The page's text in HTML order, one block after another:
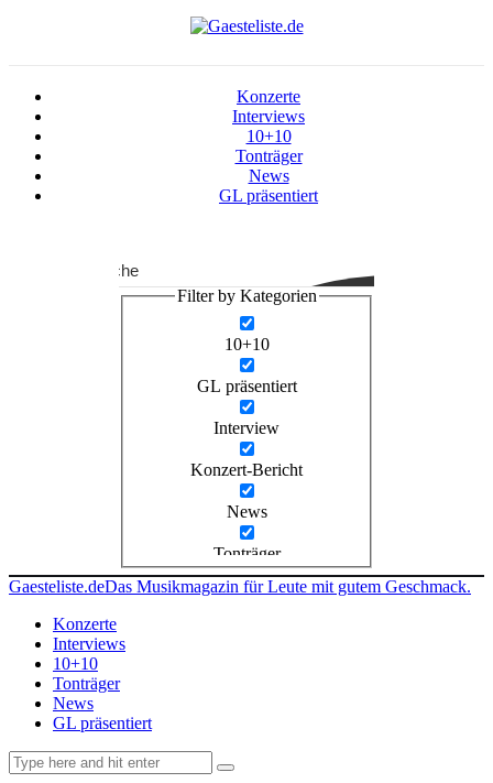
Konzerte
Interviews
10+10
Tonträger
News
GL präsentiert
Suche
Filter by Kategorien
10+10
GL präsentiert
Interview
Konzert-Bericht
News
Tonträger
Gaesteliste.deDas Musikmagazin für Leute mit gutem Geschmack.
Konzerte
Interviews
10+10
Tonträger
News
GL präsentiert